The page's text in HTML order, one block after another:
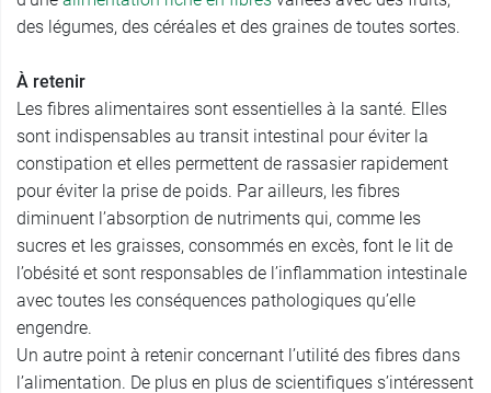
des légumes, des céréales et des graines de toutes sortes.
À retenir
Les fibres alimentaires sont essentielles à la santé. Elles
sont indispensables au transit intestinal pour éviter la
constipation et elles permettent de rassasier rapidement
pour éviter la prise de poids. Par ailleurs, les fibres
diminuent l’absorption de nutriments qui, comme les
sucres et les graisses, consommés en excès, font le lit de
l’obésité et sont responsables de l’inflammation intestinale
avec toutes les conséquences pathologiques qu’elle
engendre.
Un autre point à retenir concernant l’utilité des fibres dans
l’alimentation. De plus en plus de scientifiques s’intéressent